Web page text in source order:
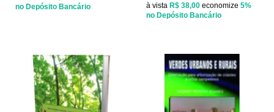
no Depósito Bancário
à vista R$ 38,00 economize 5%
no Depósito Bancário